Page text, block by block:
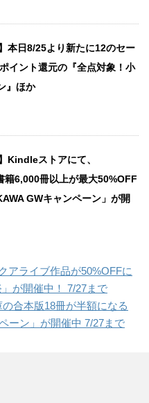
本日8/25より新たに12のセー
イント還元の『全点対象！小
』ほか
Kindleストアにて、
籍6,000冊以上が最大50%OFF
GWキャンペーン」が開
アライブ作品が50%OFFに
が開催中！ 7/27まで
の合本版18冊が半額になる
ーン」が開催中 7/27まで